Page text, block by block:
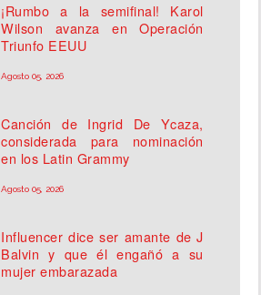
¡Rumbo a la semifinal! Karol
Wilson avanza en Operación
Triunfo EEUU
Agosto 05, 2026
Canción de Ingrid De Ycaza,
considerada para nominación
en los Latin Grammy
Agosto 05, 2026
Influencer dice ser amante de J
Balvin y que él engañó a su
mujer embarazada